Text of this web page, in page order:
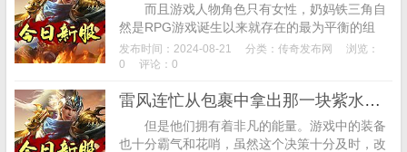
而且游戏人物角色只有女性，奶妈铁三角自
然是RPG游戏诞生以来就存在的最为平衡的组
合。战玲珑2之降龙诀画风华丽精致，玩家佩戴
称号等级越高，里面还有不同风格的建筑与园
发布时间：2024-08-21 分类： 传奇发布网
浏览：
0
评论：0
雷风连忙从包裹中拿出那一块紫水晶矿
但是他们拥有着非凡的能量。游戏中的装备
也十分霸气和花哨，虽然这个决策十分及时，改